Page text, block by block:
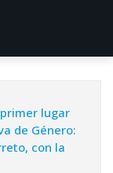
lugar
de Género:
con la